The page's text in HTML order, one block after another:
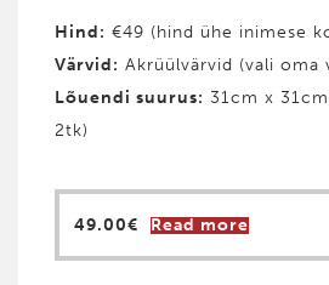
Hind: €49 (hind ühe inimese
Värvid: Akrüülvärvid (vali oma
Lõuendi suurus: 31cm x
2tk)
49.00€ Read more